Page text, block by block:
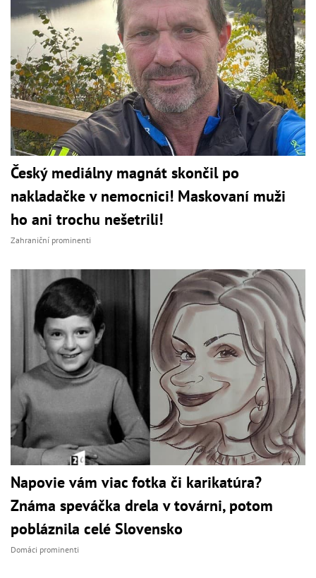
Český mediálny magnát skončil po
nakladačke v nemocnici! Maskovaní muži
ho ani trochu nešetrili!
Zahraniční prominenti
Napovie vám viac fotka či karikatúra?
Známa speváčka drela v továrni, potom
pobláznila celé Slovensko
Domáci prominenti